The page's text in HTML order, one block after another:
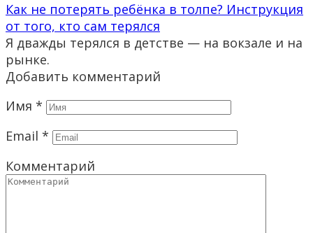
Как не потерять ребёнка в толпе? Инструкция
от того, кто сам терялся
Я дважды терялся в детстве — на вокзале и на
рынке.
Добавить комментарий
Имя *
Email *
Комментарий